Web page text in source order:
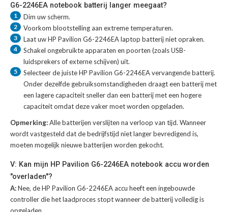
G6-2246EA notebook batterij langer meegaat?
1 Dim uw scherm.
2 Voorkom blootstelling aan extreme temperaturen.
3 Laat uwHP Pavilion G6-2246EA laptop batterijniet opraken.
4
Schakel ongebruikte apparaten en poorten (zoals USB-
luidsprekers of externe schijven) uit.
5 Selecteer de juisteHP Pavilion G6-2246EA vervangende batterij.
Onder dezelfde gebruiksomstandigheden draagt een batterij met
een lagere capaciteit sneller dan een batterij met een hogere
capaciteit omdat deze vaker moet worden opgeladen.
Opmerking:Alle batterijen verslijten na verloop van tijd. Wanneer
wordt vastgesteld dat de bedrijfstijd niet langer bevredigend is,
moeten mogelijk nieuwe batterijen worden gekocht.
V: Kan mijn HP Pavilion G6-2246EA notebook accu worden
"overladen"?
A:Nee, de HP Pavilion G6-2246EA accu heeft een ingebouwde
controller die het laadproces stopt wanneer de batterij volledig is